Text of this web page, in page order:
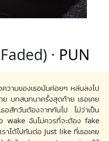
· PUN
ความของเธอมันค่อยๆ หล่นลงไป
าย บทสนทนาครั้งสุดท้าย เธอเคย
อสักวันต้องจากกันไป ไม่ว่าเป็น
ฉันไม่ควรที่จะต้อง fake
าได้ไปกันต่อ Just like ที่เธอเคย